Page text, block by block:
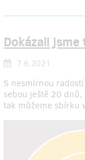
Dokázali jsme
7.6.2021
S nesmírnou
sebou ještě 20
tak můžeme sbírku